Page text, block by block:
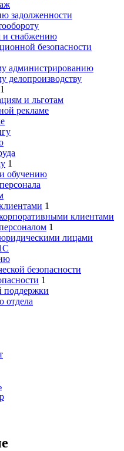
задолженности
и снабжению
безопасности
администрированию
делопроизводству
1
и льготам
рекламе
1
обучению
1
клиентами
1
лицами
безопасности
1
поддержки
отдела